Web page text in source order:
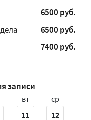
6500 руб.
6500 руб.
7400 руб.
записи
вт
11
ср
12